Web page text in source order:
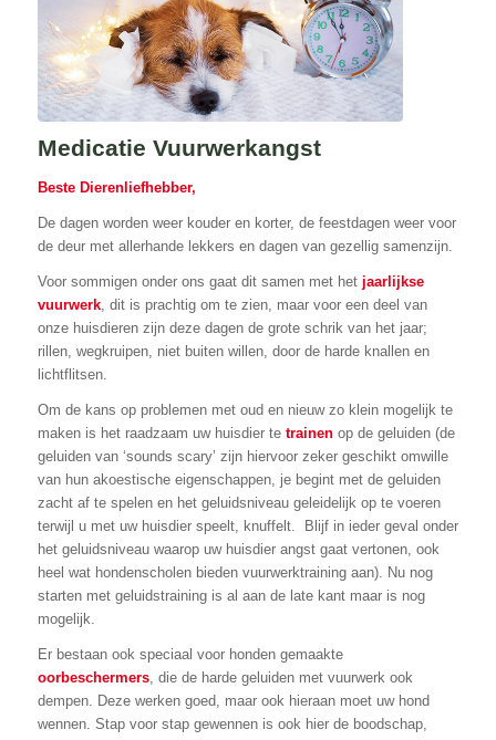
Medicatie Vuurwerkangst
Beste Dierenliefhebber,
De dagen worden weer kouder en korter, de feestdagen weer voor
de deur met allerhande lekkers en dagen van gezellig samenzijn.
Voor sommigen onder ons gaat dit samen met hetjaarlijkse
vuurwerk, dit is prachtig om te zien, maar voor een deel van
onze huisdieren zijn deze dagen de grote schrik van het jaar;
rillen, wegkruipen, niet buiten willen, door de harde knallen en
lichtflitsen.
Om de kans op problemen met oud en nieuw zo klein mogelijk te
maken is het raadzaam uw huisdier tetrainenop de geluiden (de
geluiden van ‘sounds scary’ zijn hiervoor zeker geschikt omwille
van hun akoestische eigenschappen, je begint met de geluiden
zacht af te spelen en het geluidsniveau geleidelijk op te voeren
terwijl u met uw huisdier speelt, knuffelt. Blijf in ieder geval onder
het geluidsniveau waarop uw huisdier angst gaat vertonen, ook
heel wat hondenscholen bieden vuurwerktraining aan). Nu nog
starten met geluidstraining is al aan de late kant maar is nog
mogelijk.
Er bestaan ook speciaal voor honden gemaakte
oorbeschermers, die de harde geluiden met vuurwerk ook
dempen. Deze werken goed, maar ook hieraan moet uw hond
wennen. Stap voor stap gewennen is ook hier de boodschap,